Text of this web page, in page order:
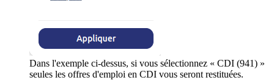
Dans l'exemple ci-dessus, si vous sélectionnez « CDI (941) »
seules les offres d'emploi en CDI vous seront restituées.